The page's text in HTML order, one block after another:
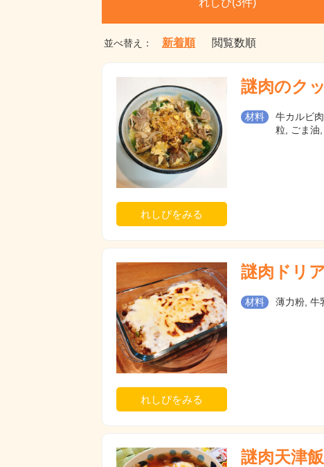
れしぴ(3件)
並べ替え： 新着順 閲覧数順
れしぴをみる
謎肉のク
材料
牛カルビ
粒, ごま油
れしぴをみる
謎肉ドリ
材料 薄力粉, 牛
謎肉天津飯